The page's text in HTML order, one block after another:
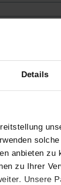
Details
anbieten
zu Ihrer
Unsere